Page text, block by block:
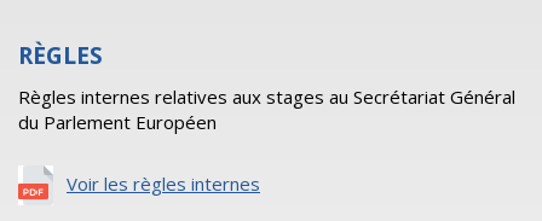
RÈGLES
Règles internes relatives aux stages au Secrétariat Général
du Parlement Européen
Voir les règles internes